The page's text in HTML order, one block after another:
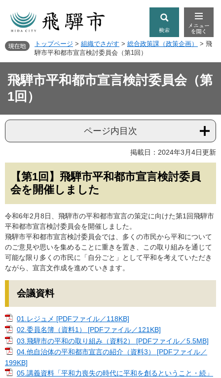
トップページ > 組織でさがす > 総合政策課（政策企画） > 飛
騨市平和都市宣言検討委員会（第1回）
飛騨市平和都市宣言検討委員会（第
1回）
ページ内目次
掲載日：2024年3月4日更新
【第1回】飛騨市平和都市宣言検討委員
会を開催しました
令和6年2月8日、飛騨市の平和都市宣言の策定に向けた第1回飛騨市
平和都市宣言検討委員会を開催しました。
飛騨市平和都市宣言検討委員会では、多くの市民から平和について
のご意見や思いを集めることに重きを置き、この取り組みを通じて
可能な限り多くの市民に「自分ごと」として平和を考えていただき
ながら、宣言文作成を進めていきます。
会議資料
01.レジュメ [PDFファイル／118KB]
02.委員名簿（資料1） [PDFファイル／121KB]
03.飛騨市の平和の取り組み（資料2） [PDFファイル／5.5MB]
04.他自治体の平和都市宣言の紹介（資料3） [PDFファイル／
199KB]
05.講義資料「平和力喪失の時代に平和を創るということ・続」